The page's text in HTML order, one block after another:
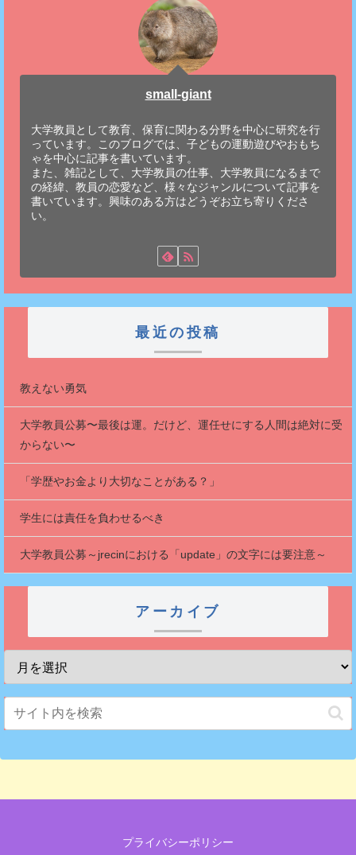
small-giant
大学教員として教育、保育に関わる分野を中心に研究を行
っています。このブログでは、子どもの運動遊びやおもち
ゃを中心に記事を書いています。
また、雑記として、大学教員の仕事、大学教員になるまで
の経緯、教員の恋愛など、様々なジャンルについて記事を
書いています。興味のある方はどうぞお立ち寄りくださ
い。
最近の投稿
教えない勇気
大学教員公募〜最後は運。だけど、運任せにする人間は絶対に受
からない〜
「学歴やお金より大切なことがある？」
学生には責任を負わせるべき
大学教員公募～jrecinにおける「update」の文字には要注意～
アーカイブ
プライバシーポリシー